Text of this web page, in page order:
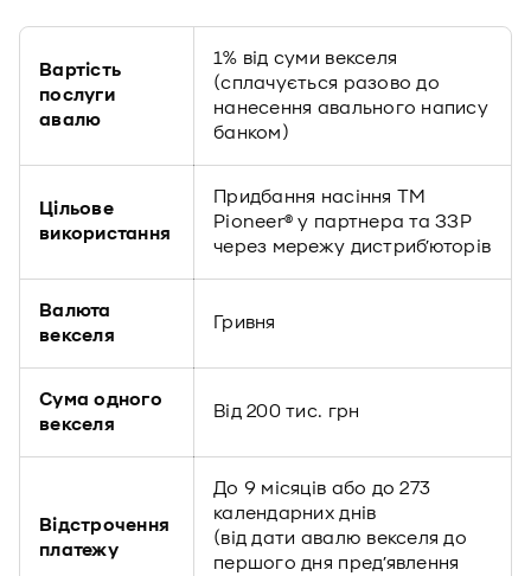
Вартість
послуги
авалю
1% від суми векселя
(сплачується разово до
нанесення авального напису
банком)
Цільове
використання
Придбання насіння ТМ
Pioneer® у партнера та ЗЗР
через мережу дистриб’юторів
Валюта
векселя
Гривня
Сума одного
векселя
Від 200 тис. грн
Відстрочення
платежу
До 9 місяців або до 273
календарних днів
(від дати авалю векселя до
першого дня пред’явлення